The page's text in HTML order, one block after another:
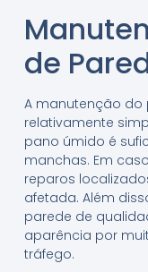
de
A manutenção do
relativamente
pano úmido é
manchas. Em
reparos
afetada. Além
parede de
aparência por
tráfego.